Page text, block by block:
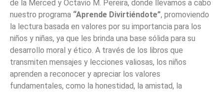
de la Merced y Octavio M. Pereira, donde llevamos a cabo
nuestro programa “Aprende Divirtiéndote”, promoviendo
la lectura basada en valores por su importancia para los
niños y niñas, ya que les brinda una base sólida para su
desarrollo moral y ético. A través de los libros que
transmiten mensajes y lecciones valiosas, los niños
aprenden a reconocer y apreciar los valores
fundamentales, como la honestidad, la amistad, la